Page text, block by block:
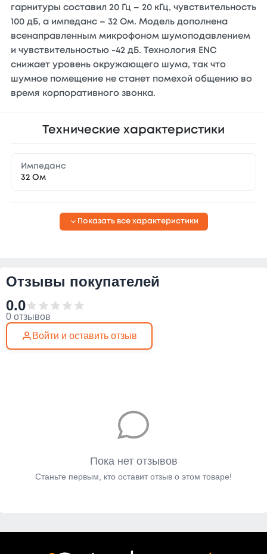
гарнитуры составил 20 Гц – 20 кГц, чувствительность
100 дБ, а импеданс – 32 Ом. Модель дополнена
всенаправленным микрофоном шумоподавлением
и чувствительностью -42 дБ. Технология ENC
снижает уровень окружающего шума, так что
шумное помещение не станет помехой общению во
время корпоративного звонка.
Технические характеристики
Импеданс
32 Ом
Показать все характеристики
Отзывы покупателей
0.0
0 отзывов
Войти и оставить отзыв
Пока нет отзывов
Станьте первым, кто оставит отзыв о этом товаре!